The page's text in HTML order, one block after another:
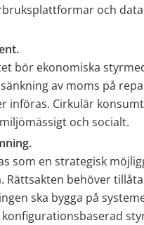
och
bör ekonomiska
av moms på
införas. Cirkulär
och socialt.
som en strategisk
Rättsakten behöver
ska bygga på